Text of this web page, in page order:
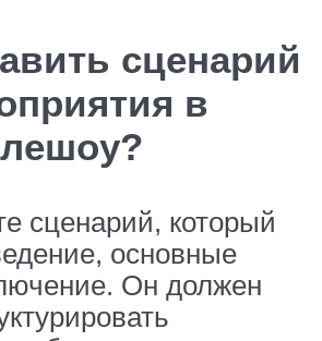
сценарий
в
сценарий, который
основные
Он должен